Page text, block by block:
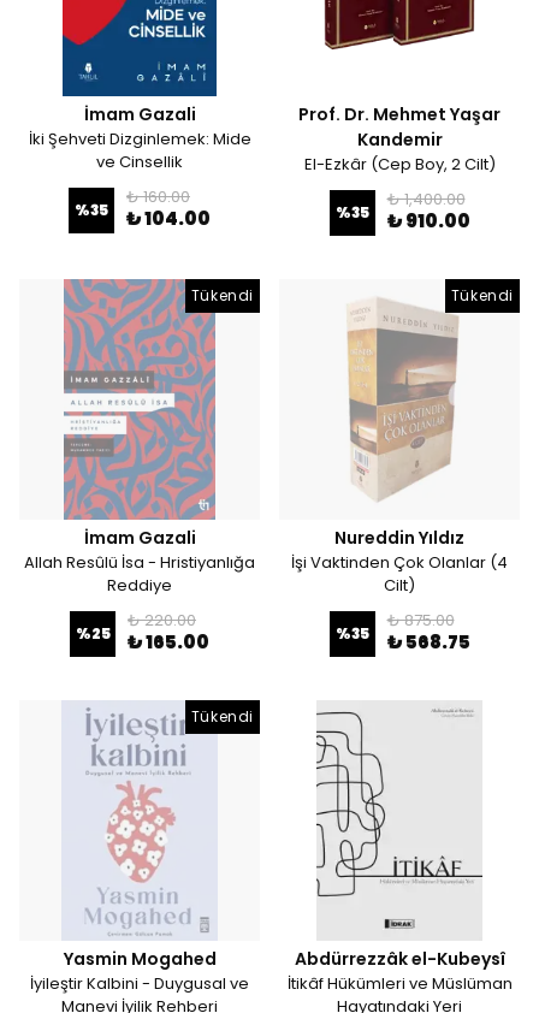
İmam Gazali
İki Şehveti Dizginlemek: Mide
ve Cinsellik
%35
₺ 160.00
₺ 104.00
Prof. Dr. Mehmet Yaşar
Kandemir
El-Ezkâr (Cep Boy, 2 Cilt)
%35
₺ 1,400.00
₺ 910.00
Tükendi
İmam Gazali
Allah Resûlü İsa - Hristiyanlığa
Reddiye
%25
₺ 220.00
₺ 165.00
Tükendi
Nureddin Yıldız
İşi Vaktinden Çok Olanlar (4
Cilt)
%35
₺ 875.00
₺ 568.75
Tükendi
Yasmin Mogahed
İyileştir Kalbini - Duygusal ve
Manevi İyilik Rehberi
Abdürrezzâk el-Kubeysî
İtikâf Hükümleri ve Müslüman
Hayatındaki Yeri